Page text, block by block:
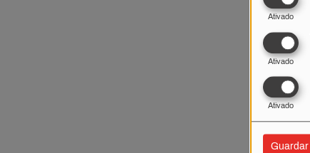
Ativado
Ativado
Ativado
Guardar